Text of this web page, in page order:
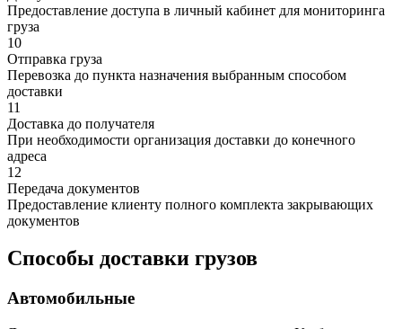
Предоставление доступа в личный кабинет для мониторинга
груза
10
Отправка груза
Перевозка до пункта назначения выбранным способом
доставки
11
Доставка до получателя
При необходимости организация доставки до конечного
адреса
12
Передача документов
Предоставление клиенту полного комплекта закрывающих
документов
Способы доставки грузов
Автомобильные